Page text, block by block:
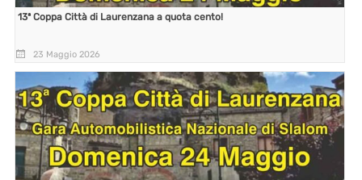
13ª Coppa Città di Laurenzana a quota cento!
23 Maggio 2026